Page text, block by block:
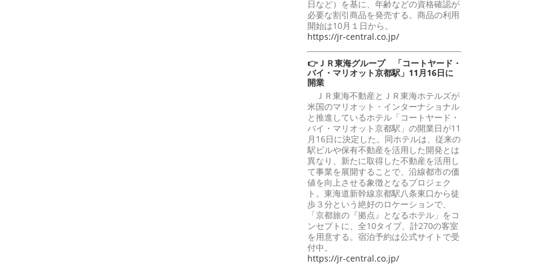
日など）を基に、年齢などの資格確認が
必要な割引商品を発売する。商品の利用
開始は10月１日から。
https://jr-central.co.jp/
👉ＪＲ東海グループ 「コートヤード・
バイ・マリオット京都駅」11月16日に
開業
ＪＲ東海不動産とＪＲ東海ホテルズが
米国のマリオット・インターナショナル
と推進しているホテル「コートヤード・
バイ・マリオット京都駅」の開業日が11
月16日に決定した。同ホテルは、従来の
駅ビルや保有不動産を活用した開発とは
異なり、新たに取得した不動産を活用し
て事業を展開することで、沿線都市の価
値を向上させる象徴となるプロジェク
ト。東海道新幹線京都駅八条東口から徒
歩３分という絶好のロケーションで、
「京都旅の『拠点』となるホテル」をコ
ンセプトに、全10タイプ、計270の客室
を用意する。宿泊予約は公式サイトで受
付中。
https://jr-central.co.jp/